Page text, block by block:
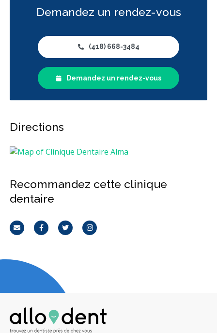
Demandez un rendez-vous
(418) 668-3484
Demandez un rendez-vous
Directions
Recommandez cette clinique
dentaire
CourrielFacebookTwitterInstagram